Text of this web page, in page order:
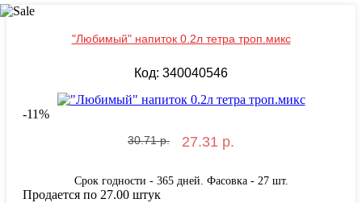
"Любимый" напиток 0.2л тетра троп.микс
Код: 340040546
-11%
30.71 р. 27.31 р.
Срок годности - 365 дней. Фасовка - 27 шт.
Продается по 27.00 штук